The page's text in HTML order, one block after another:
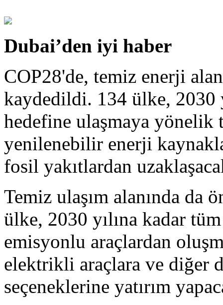
Dubai’den iyi haber
COP28'de, temiz enerji
kaydedildi. 134 ülke, 2030
hedefine ulaşmaya
yenilenebilir enerji
fosil yakıtlardan
Temiz ulaşım alanında da
ülke, 2030 yılına kadar tüm
emisyonlu araçlardan
elektrikli araçlara ve diğer
seçeneklerine yatırım